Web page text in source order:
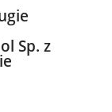
Sp. z